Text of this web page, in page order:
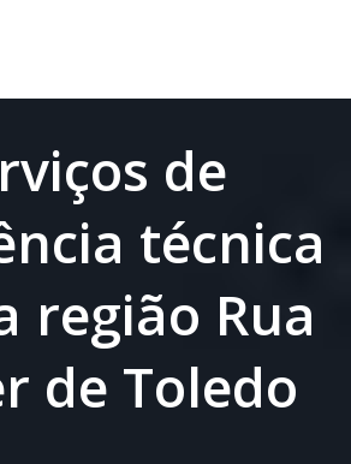
de
técnica
região Rua
de Toledo